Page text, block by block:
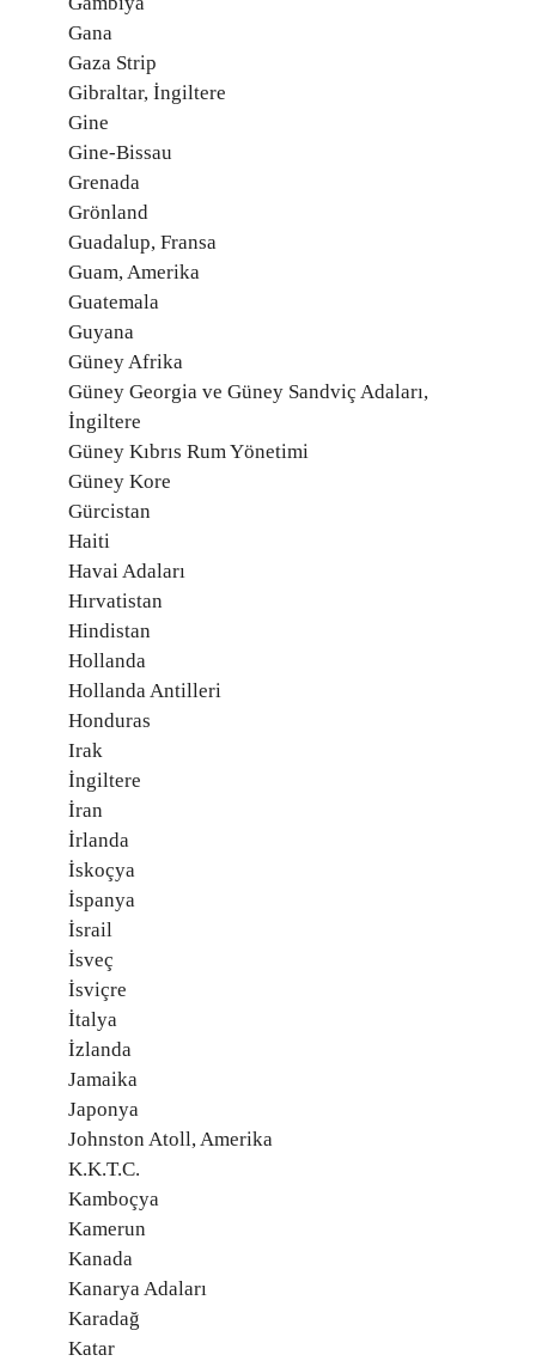
Gana
Gaza Strip
Gibraltar, İngiltere
Gine
Gine-Bissau
Grenada
Grönland
Guadalup, Fransa
Guam, Amerika
Guatemala
Guyana
Güney Afrika
Güney Georgia ve Güney Sandviç Adaları,
İngiltere
Güney Kıbrıs Rum Yönetimi
Güney Kore
Gürcistan
Haiti
Havai Adaları
Hırvatistan
Hindistan
Hollanda
Hollanda Antilleri
Honduras
Irak
İngiltere
İran
İrlanda
İskoçya
İspanya
İsrail
İsveç
İsviçre
İtalya
İzlanda
Jamaika
Japonya
Johnston Atoll, Amerika
K.K.T.C.
Kamboçya
Kamerun
Kanada
Kanarya Adaları
Karadağ
Katar